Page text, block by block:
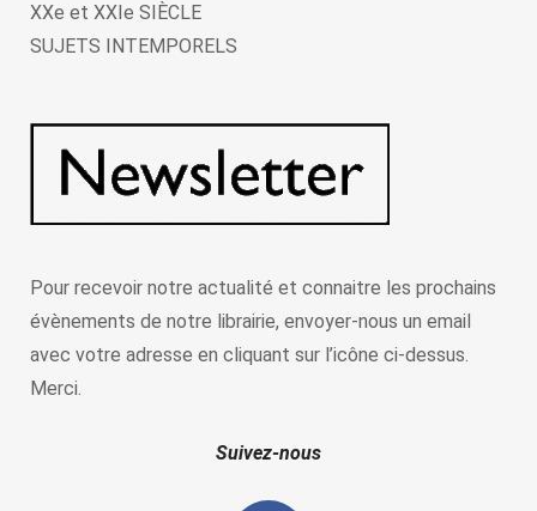
XXe et XXIe SIÈCLE
SUJETS INTEMPORELS
Pour recevoir notre actualité et connaitre les prochains
évènements de notre librairie, envoyer-nous un email
avec votre adresse en cliquant sur l’icône ci-dessus.
Merci.
Suivez-nous